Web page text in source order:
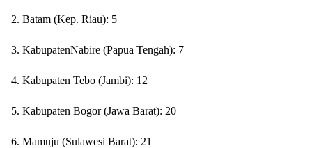
2. Batam (Kep. Riau): 5
3. KabupatenNabire (Papua Tengah): 7
4. Kabupaten Tebo (Jambi): 12
5. Kabupaten Bogor (Jawa Barat): 20
6. Mamuju (Sulawesi Barat): 21